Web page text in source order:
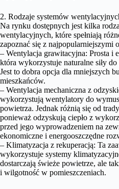
2. Rodzaje systemów
Na rynku dostępnych jest kilka
wentylacyjnych, które spełniają
zapoznać się z najpopularniejszymi
– Wentylacja grawitacyjna: Prosta i
która wykorzystuje naturalne siły
Jest to dobra opcja dla mniejszych
mieszkańców.
– Wentylacja mechaniczna z
wykorzystują wentylatory do
powietrza. Jednak różnią się od
ponieważ odzyskują ciepło z
przed jego wyprowadzeniem na
ekonomiczne i energooszczędne
– Klimatyzacja z rekuperacją: Ta
wykorzystuje systemy
dostarczają świeże powietrze, ale
i wilgotność w pomieszczeniach.